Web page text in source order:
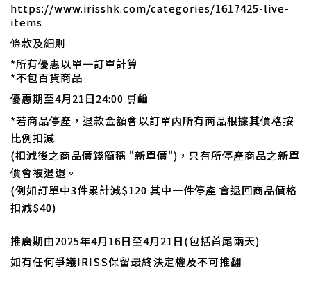
https://www.irisshk.com/categories/1617425-live-
items
條款及細則
*所有優惠以單一訂單計算
*不包百貨商品
優惠期至4月21日24:00 🛒🛍
*若商品停產，退款金額會以訂單内所有商品根據其價格按
比例扣減
(扣減後之商品價錢簡稱 "新單價")，只有所停產商品之新單
價會被退還。
(例如訂單中3件累計減$120 其中一件停產 會退回商品價格
扣減$40)
推廣期由2025年4月16日至4月21日(包括首尾兩天)
如有任何爭議IRISS保留最終決定權及不可推翻